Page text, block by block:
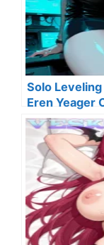
Solo
Eren Yeager